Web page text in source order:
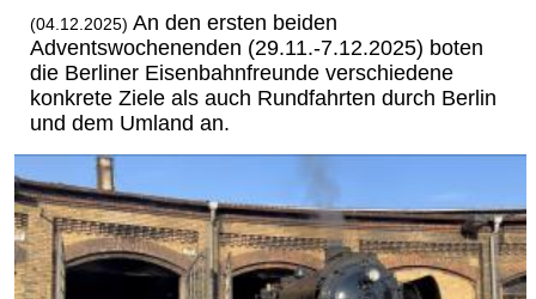
(04.12.2025) An den ersten beiden
Adventswochenenden (29.11.-7.12.2025) boten
die Berliner Eisenbahnfreunde verschiedene
konkrete Ziele als auch Rundfahrten durch Berlin
und dem Umland an.